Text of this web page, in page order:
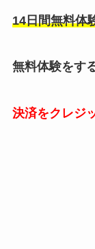
14日間無料体
無料体験をす
決済をクレジ